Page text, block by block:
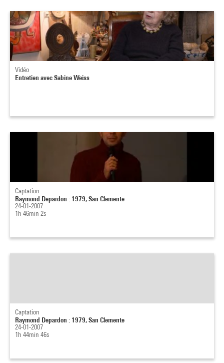
Vidéo
Entretien avec Sabine Weiss
Captation
Raymond Depardon : 1979, San Clemente
24-01-2007
1h 46min 2s
Captation
Raymond Depardon : 1979, San Clemente
24-01-2007
1h 44min 46s